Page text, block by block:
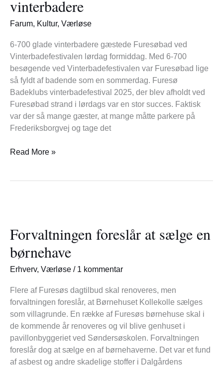
vinterbadere
Farum, Kultur, Værløse
6-700 glade vinterbadere gæstede Furesøbad ved
Vinterbadefestivalen lørdag formiddag. Med 6-700
besøgende ved Vinterbadefestivalen var Furesøbad lige
så fyldt af badende som en sommerdag. Furesø
Badeklubs vinterbadefestival 2025, der blev afholdt ved
Furesøbad strand i lørdags var en stor succes. Faktisk
var der så mange gæster, at mange måtte parkere på
Frederiksborgvej og tage det
Read More »
Forvaltningen foreslår at sælge en
børnehave
Erhverv, Værløse / 1 kommentar
Flere af Furesøs dagtilbud skal renoveres, men
forvaltningen foreslår, at Børnehuset Kollekolle sælges
som villagrunde. En række af Furesøs børnehuse skal i
de kommende år renoveres og vil blive genhuset i
pavillonbyggeriet ved Søndersøskolen. Forvaltningen
foreslår dog at sælge en af børnehaverne. Det var et fund
af asbest og andre skadelige stoffer i Dalgårdens
at
sælge
en
børnehave